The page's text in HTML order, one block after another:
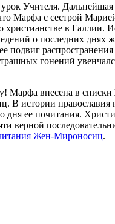
Учителя. Дальнейшая
Марфа с сестрой
христианстве в Галлии.
о последних
подвиг
гонений
Марфа внесена в
В истории православия
дня ее почитания.
верной
Жен-Мироносиц.